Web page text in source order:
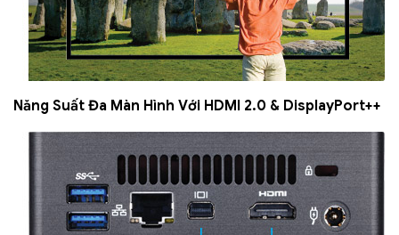
Năng Suất Đa Màn Hình Với HDMI 2.0 & DisplayPort++